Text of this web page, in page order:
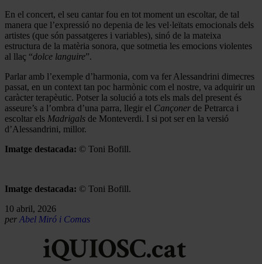
En el concert, el seu cantar fou en tot moment un escoltar, de tal
manera que l’expressió no depenia de les vel·leïtats emocionals dels
artistes (que són passatgeres i variables), sinó de la mateixa
estructura de la matèria sonora, que sotmetia les emocions violentes
al llaç “dolce languire”.
Parlar amb l’exemple d’harmonia, com va fer Alessandrini dimecres
passat, en un context tan poc harmònic com el nostre, va adquirir un
caràcter terapèutic. Potser la solució a tots els mals del present és
asseure’s a l’ombra d’una parra, llegir el Cançoner de Petrarca i
escoltar els Madrigals de Monteverdi. I si pot ser en la versió
d’Alessandrini, millor.
Imatge destacada: © Toni Bofill.
Imatge destacada: © Toni Bofill.
10 abril, 2026
per Abel Miró i Comas